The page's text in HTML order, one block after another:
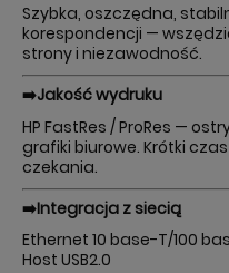
Szybka, oszczędna,
korespondencji —
strony i niezawodność.
➡️Jakość wydruku
HP FastRes / ProRes —
grafiki biurowe. Krótki
czekania.
➡️Integracja z siecią
Ethernet 10 base-T/100
Host USB2.0